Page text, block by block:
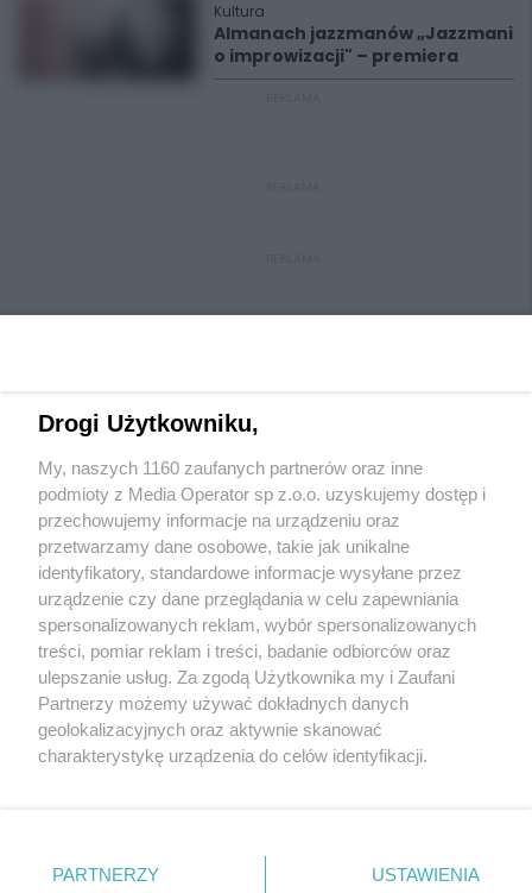
Kultura
Almanach jazzmanów „Jazzmani
o improwizacji" – premiera
Wydawca mediówlokalnych
Nie zapomnij
zapoznać się z:
polityką prywatności
Twojemiasto
Piekary Śląskie
Chorzów
Tarnowskie Góry
Gliwice
Skontakuj sięz nami
Kontakt
Redakcja
Newsletter
Drogi Użytkowniku,
My, naszych 1160 zaufanych partnerów oraz inne
podmioty z Media Operator sp z.o.o. uzyskujemy dostęp i
przechowujemy informacje na urządzeniu oraz
przetwarzamy dane osobowe, takie jak unikalne
identyfikatory, standardowe informacje wysyłane przez
urządzenie czy dane przeglądania w celu zapewniania
spersonalizowanych reklam, wybór spersonalizowanych
treści, pomiar reklam i treści, badanie odbiorców oraz
ulepszanie usług. Za zgodą Użytkownika my i Zaufani
Partnerzy możemy używać dokładnych danych
geolokalizacyjnych oraz aktywnie skanować
charakterystykę urządzenia do celów identyfikacji.
zmienić/wycofać klikając przycisk ustawień prywatności
PARTNERZY USTAWIENIA